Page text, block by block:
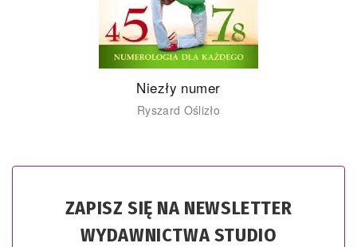
Niezły numer
Ryszard Oślizło
ZAPISZ SIĘ NA NEWSLETTER
WYDAWNICTWA STUDIO